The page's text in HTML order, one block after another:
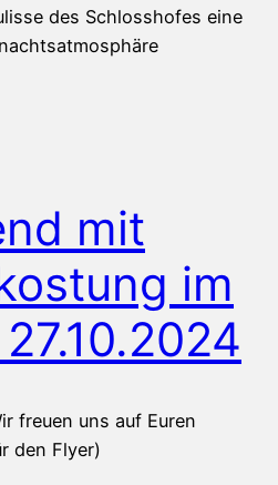
des Schlosshofes eine
mit
im
freuen uns auf Euren
den Flyer)